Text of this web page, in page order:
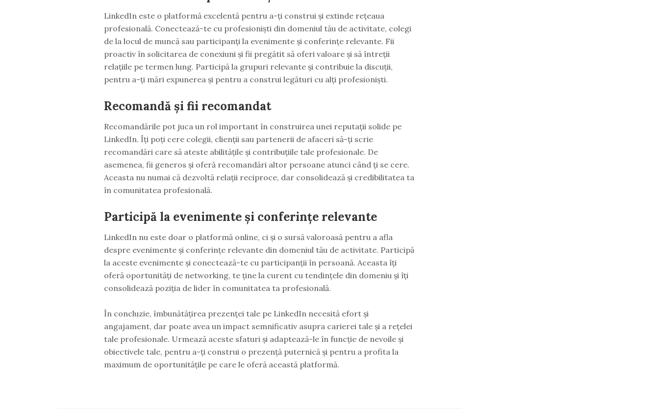
LinkedIn este o platformă excelentă pentru a-ți construi și extinde rețeaua
profesională. Conectează-te cu profesioniști din domeniul tău de activitate, colegi
de la locul de muncă sau participanți la evenimente și conferințe relevante. Fii
proactiv în solicitarea de conexiuni și fii pregătit să oferi valoare și să întreții
relațiile pe termen lung. Participă la grupuri relevante și contribuie la discuții,
pentru a-ți mări expunerea și pentru a construi legături cu alți profesioniști.
Recomandă și fii recomandat
Recomandările pot juca un rol important în construirea unei reputații solide pe
LinkedIn. Îți poți cere colegii, clienții sau partenerii de afaceri să-ți scrie
recomandări care să ateste abilitățile și contribuțiile tale profesionale. De
asemenea, fii generos și oferă recomandări altor persoane atunci când ți se cere.
Aceasta nu numai că dezvoltă relații reciproce, dar consolidează și credibilitatea ta
în comunitatea profesională.
Participă la evenimente și conferințe relevante
LinkedIn nu este doar o platformă online, ci și o sursă valoroasă pentru a afla
despre evenimente și conferințe relevante din domeniul tău de activitate. Participă
la aceste evenimente și conectează-te cu participanții în persoană. Aceasta îți
oferă oportunități de networking, te ține la curent cu tendințele din domeniu și îți
consolidează poziția de lider în comunitatea ta profesională.
În concluzie, îmbunătățirea prezenței tale pe LinkedIn necesită efort și
angajament, dar poate avea un impact semnificativ asupra carierei tale și a rețelei
tale profesionale. Urmează aceste sfaturi și adaptează-le în funcție de nevoile și
obiectivele tale, pentru a-ți construi o prezență puternică și pentru a profita la
maximum de oportunitățile pe care le oferă această platformă.